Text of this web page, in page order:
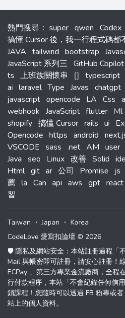
熱門搜尋 ： super qwen Codex
搞懂 Cursor 後，我一行程式碼都
JAVA tailwind bootstrap
JavaScript 系列三 GitHub Copilot
ts 上班族關懷串 [] typescript
ai laravel Type Javas chatgpt
javascript opencode LA Css
webhook JavaScript flutter Ml
shopify 搞懂 Cursor rails ui
Opencode https android
VSCODE sass .net AM user
Java seo Linux 改善 Solid
Html git ar 公司 Promise js
薦 la Can api aws gpt react
習
Taiwan ・Japan ・ Korea
CodeLove 愛寫扣論壇 © 2026
🛡️ 隱私及網站安全：本站註冊過程「
Mail 與帳密即可註冊，請安心註冊！
ECPay 」第三方專業金流廠商，全程
行付款程序，本站「不會紀錄任何信
鎖課程！您隨時可以透過 FB 粉專或
站上的個人資料。